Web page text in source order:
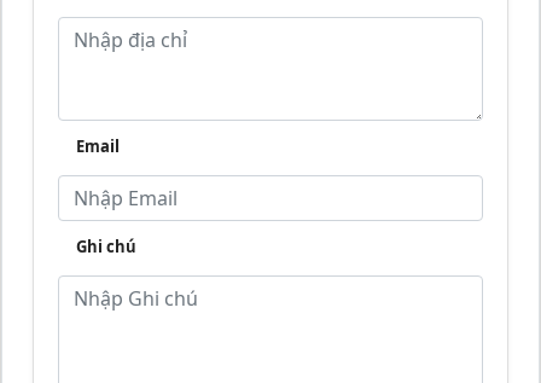
Email
Ghi chú